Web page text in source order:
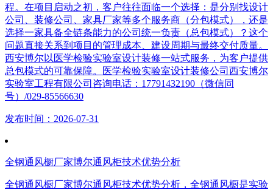
程。在项目启动之初，客户往往面临一个选择：是分别找设计
公司、装修公司、家具厂家等多个服务商（分包模式），还是
选择一家具备全链条能力的公司统一负责（总包模式）？这个
问题直接关系到项目的管理成本、建设周期与最终交付质量。
西安博尔以医学检验实验室设计装修一站式服务，为客户提供
总包模式的可靠保障。医学检验实验室设计装修公司西安博尔
实验室工程有限公司咨询电话：17791432190（微信同
号）/029-85566630
发布时间：2026-07-31
全钢通风橱厂家博尔通风柜技术优势分析
全钢通风橱厂家博尔通风柜技术优势分析，全钢通风橱是实验